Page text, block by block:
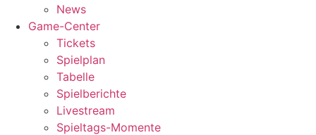
News
Game-Center
Tickets
Spielplan
Tabelle
Spielberichte
Livestream
Spieltags-Momente